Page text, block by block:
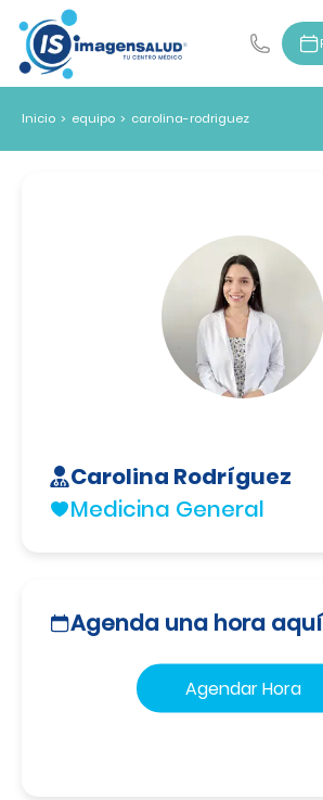
Inicio > equipo > carolina-rodriguez
Carolina Rodríguez
Medicina General
Agenda una hora aquí
Agendar Hora